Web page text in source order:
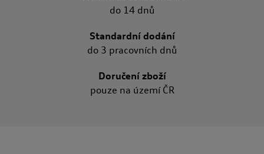
do 14 dnů
Standardní dodání
do 3 pracovních dnů
Doručení zboží
pouze na území ČR